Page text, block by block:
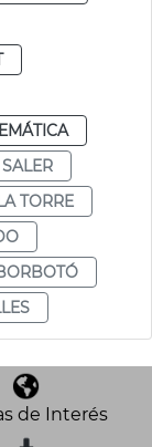
TORRE
de Interés